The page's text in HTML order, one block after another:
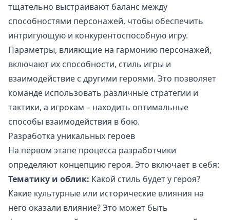
тщательно выстраивают баланс между
способностями персонажей, чтобы обеспечить
интригующую и конкурентоспособную игру.
Параметры, влияющие на гармонию персонажей,
включают их способности, стиль игры и
взаимодействие с другими героями. Это позволяет
команде использовать различные стратегии и
тактики, а игрокам – находить оптимальные
способы взаимодействия в бою.
Разработка уникальных героев
На первом этапе процесса разработчики
определяют концепцию героя. Это включает в себя:
Тематику и облик: Какой стиль будет у героя?
Какие культурные или исторические влияния на
него оказали влияние? Это может быть